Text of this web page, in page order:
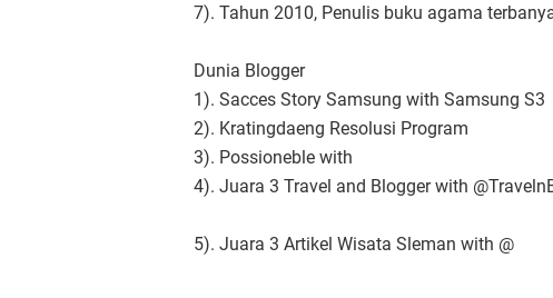
7). Tahun 2010, Penulis buku agama
Dunia Blogger
1). Sacces Story Samsung with Samsung S3
2). Kratingdaeng Resolusi Program
3). Possioneble with
4). Juara 3 Travel and Blogger with
5). Juara 3 Artikel Wisata Sleman with @